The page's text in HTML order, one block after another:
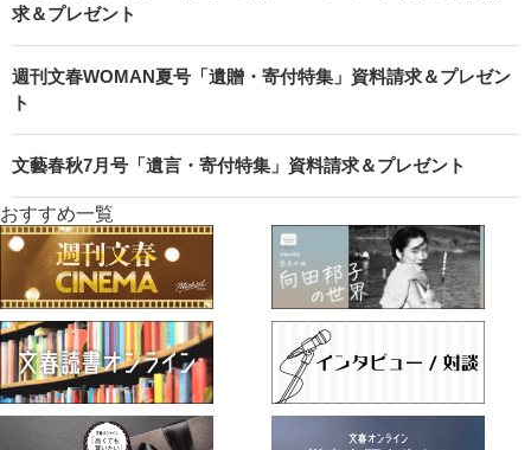
求＆プレゼント
週刊文春WOMAN夏号「遺贈・寄付特集」資料請求＆プレゼン
ト
文藝春秋7月号「遺言・寄付特集」資料請求＆プレゼント
おすすめ一覧